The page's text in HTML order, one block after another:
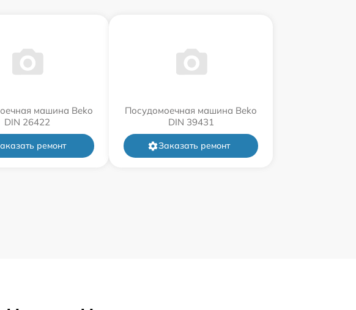
машина Beko
DIN 26422
ремонт
Посудомоечная машина Beko
DIN 39431
Заказать ремонт